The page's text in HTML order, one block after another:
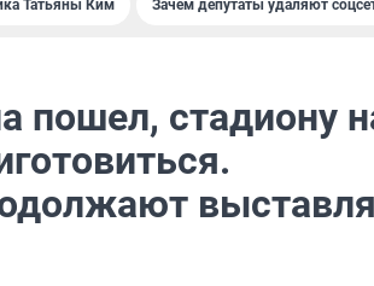
Татьяны Ким Зачем депутаты удаляют
пошел, стадиону